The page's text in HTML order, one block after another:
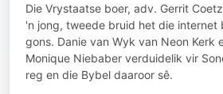
Die Vrystaatse boer, adv. Gerrit
'n jong, tweede bruid het die internet
gons. Danie van Wyk van Neon Kerk
Monique Niebaber verduidelik vir
reg en die Bybel daaroor sê.